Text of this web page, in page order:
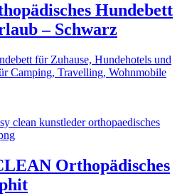
Hundebett
– Schwarz
für Zuhause, Hundehotels und
Camping, Travelling, Wohnmobile
Orthopädisches